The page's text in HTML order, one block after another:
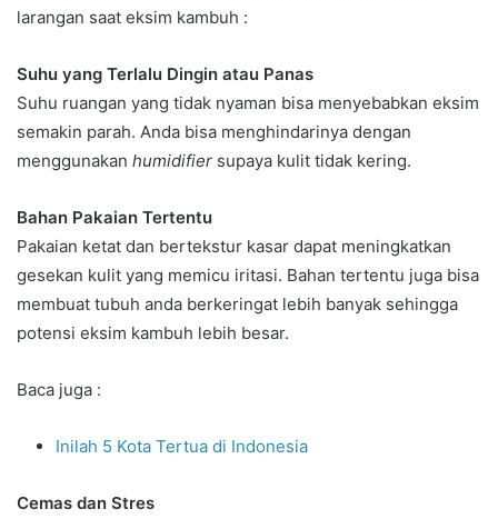
larangan saat eksim kambuh :
Suhu yang Terlalu Dingin atau Panas
Suhu ruangan yang tidak nyaman bisa menyebabkan eksim
semakin parah. Anda bisa menghindarinya dengan
menggunakan humidifier supaya kulit tidak kering.
Bahan Pakaian Tertentu
Pakaian ketat dan bertekstur kasar dapat meningkatkan
gesekan kulit yang memicu iritasi. Bahan tertentu juga bisa
membuat tubuh anda berkeringat lebih banyak sehingga
potensi eksim kambuh lebih besar.
Baca juga :
Inilah 5 Kota Tertua di Indonesia
Cemas dan Stres